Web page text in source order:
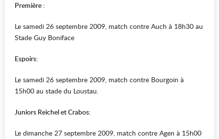
Première :
Le samedi 26 septembre 2009, match contre Auch à 18h30 au
Stade Guy Boniface
Espoirs:
Le samedi 26 septembre 2009, match contre Bourgoin à
15h00 au stade du Loustau.
Juniors Reichel et Crabos:
Le dimanche 27 septembre 2009, match contre Agen à 15h00